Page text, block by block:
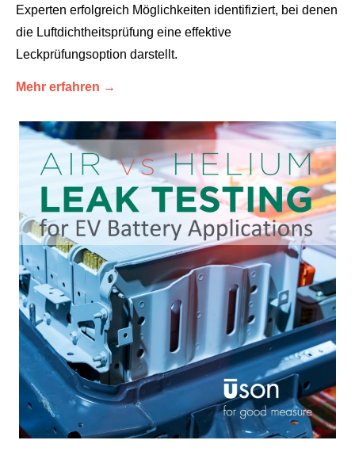
Experten erfolgreich Möglichkeiten identifiziert, bei denen
die Luftdichtheitsprüfung eine effektive
Leckprüfungsoption darstellt.
Mehr erfahren →